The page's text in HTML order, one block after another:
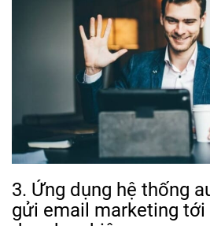
3. Ứng dụng hệ thống
gửi email marketing tới